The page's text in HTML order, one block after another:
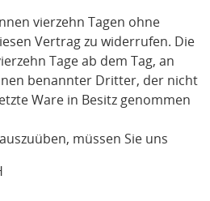
vierzehn Tagen ohne
Vertrag zu widerrufen. Die
Tage ab dem Tag, an
benannter Dritter, der nicht
Ware in Besitz genommen
müssen Sie uns